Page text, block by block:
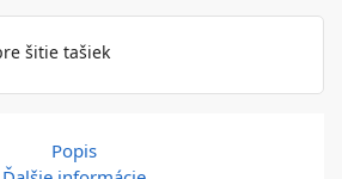
šitie tašiek
Popis